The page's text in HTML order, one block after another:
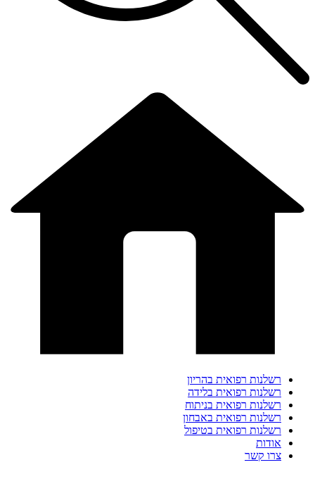
רשלנות רפואית בהריון
רשלנות רפואית בלידה
רשלנות רפואית בניתוח
רשלנות רפואית באבחון
רשלנות רפואית בטיפול
אודות
צרו קשר